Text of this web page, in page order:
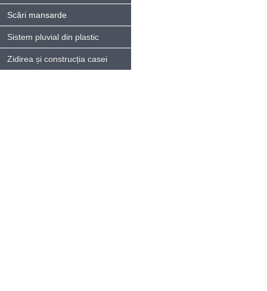
Scări mansarde
Sistem pluvial din plastic
Zidirea și construcția casei